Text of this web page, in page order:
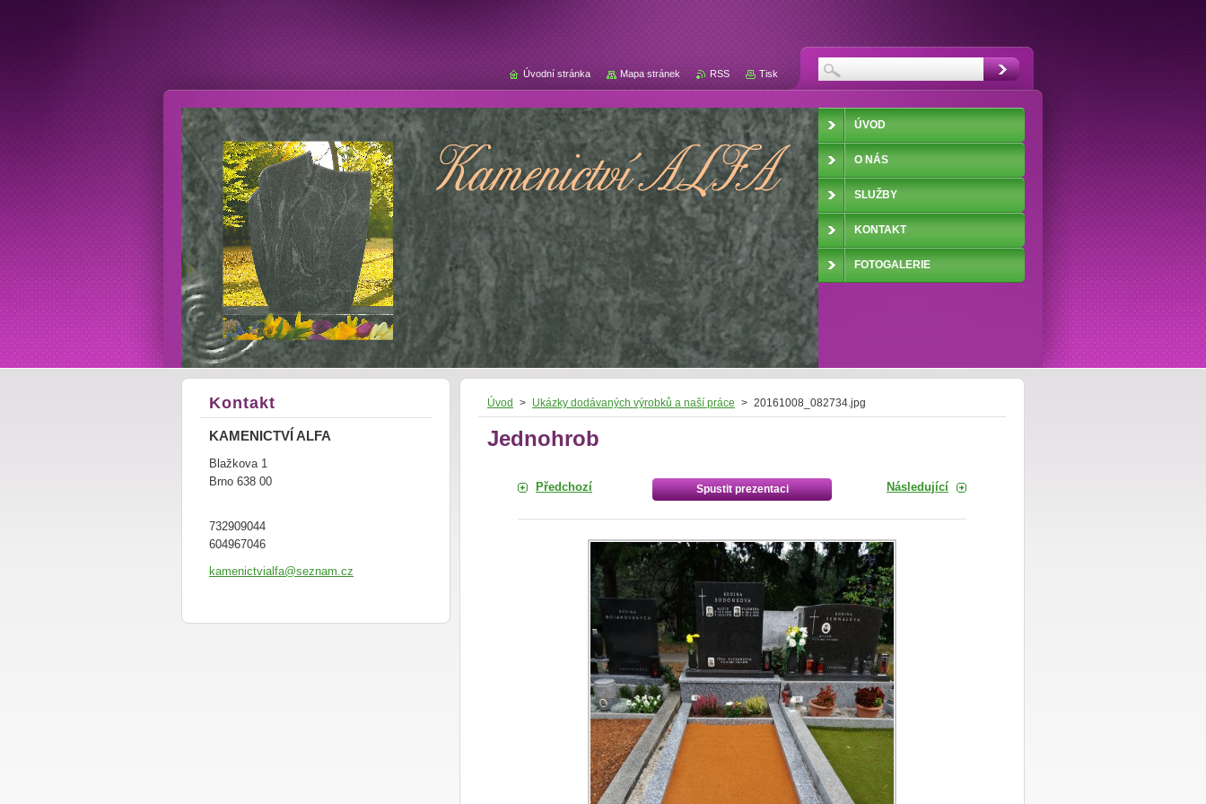
Úvod > Ukázky dodávaných výrobků a naší práce > 20161008_082734.jpg
Jednohrob
Předchozí Spustit prezentaci Následující
Kontakt
KAMENICTVÍ ALFA
Blažkova 1
Brno 638 00
732909044
604967046
kamenictvialfa@seznam.cz
ÚVOD
O NÁS
SLUŽBY
KONTAKT
FOTOGALERIE
Úvodní stránka Mapa stránek RSS Tisk